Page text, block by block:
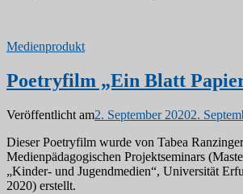
Medienprodukt
Poetryfilm „Ein Blatt
Veröffentlicht am2. September 20202.
Dieser Poetryfilm wurde von Tabea
Medienpädagogischen Projektseminars
„Kinder- und Jugendmedien“, Universität
2020) erstellt.